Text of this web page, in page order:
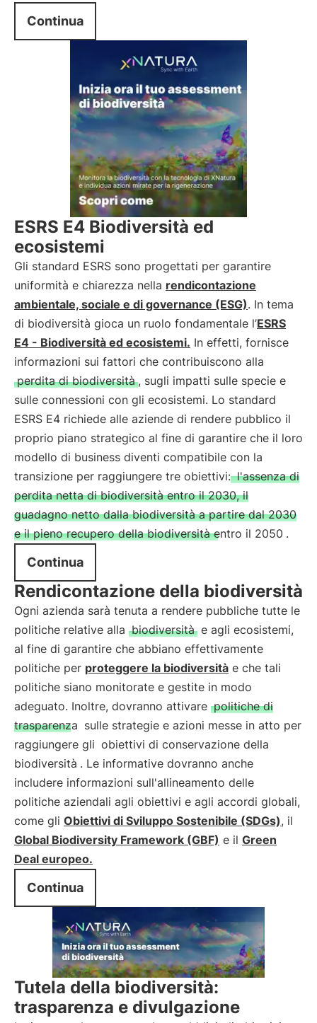
Continua
ESRS E4 Biodiversità ed
ecosistemi
Gli standard ESRS sono progettati per garantire
uniformità e chiarezza nella rendicontazione
ambientale, sociale e di governance (ESG). In tema
di biodiversità gioca un ruolo fondamentale l’ESRS
E4 - Biodiversità ed ecosistemi. In effetti, fornisce
informazioni sui fattori che contribuiscono alla
perdita di biodiversità , sugli impatti sulle specie e
sulle connessioni con gli ecosistemi. Lo standard
ESRS E4 richiede alle aziende di rendere pubblico il
proprio piano strategico al fine di garantire che il loro
modello di business diventi compatibile con la
transizione per raggiungere tre obiettivi: l'assenza di
perdita netta di biodiversità entro il 2030, il
guadagno netto dalla biodiversità a partire dal 2030
e il pieno recupero della biodiversità entro il 2050 .
Continua
Rendicontazione della biodiversità
Ogni azienda sarà tenuta a rendere pubbliche tutte le
politiche relative alla biodiversità e agli ecosistemi,
al fine di garantire che abbiano effettivamente
politiche per proteggere la biodiversità e che tali
politiche siano monitorate e gestite in modo
adeguato. Inoltre, dovranno attivare politiche di
trasparenza sulle strategie e azioni messe in atto per
raggiungere gli obiettivi di conservazione della
biodiversità . Le informative dovranno anche
includere informazioni sull'allineamento delle
politiche aziendali agli obiettivi e agli accordi globali,
come gli Obiettivi di Sviluppo Sostenibile (SDGs), il
Global Biodiversity Framework (GBF) e il Green
Deal europeo.
Continua
Tutela della biodiversità:
trasparenza e divulgazione